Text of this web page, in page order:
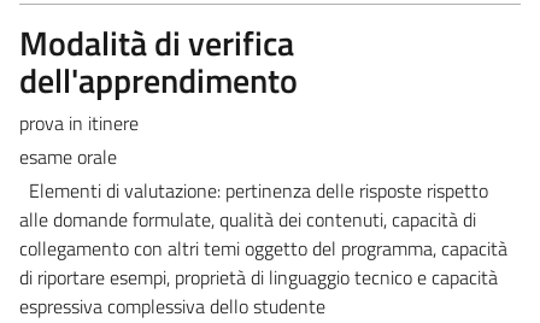
Modalità di verifica
dell'apprendimento
prova in itinere
esame orale
Elementi di valutazione: pertinenza delle risposte rispetto
alle domande formulate, qualità dei contenuti, capacità di
collegamento con altri temi oggetto del programma, capacità
di riportare esempi, proprietà di linguaggio tecnico e capacità
espressiva complessiva dello studente